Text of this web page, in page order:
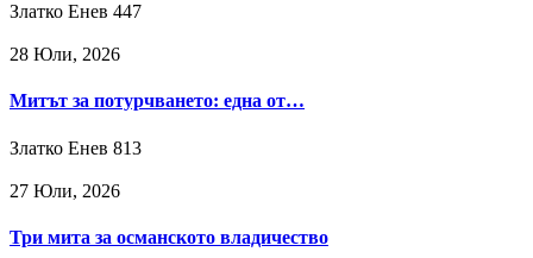
Златко Енев 447
28 Юли, 2026
Митът за потурчването: една от…
Златко Енев 813
27 Юли, 2026
Три мита за османското владичество